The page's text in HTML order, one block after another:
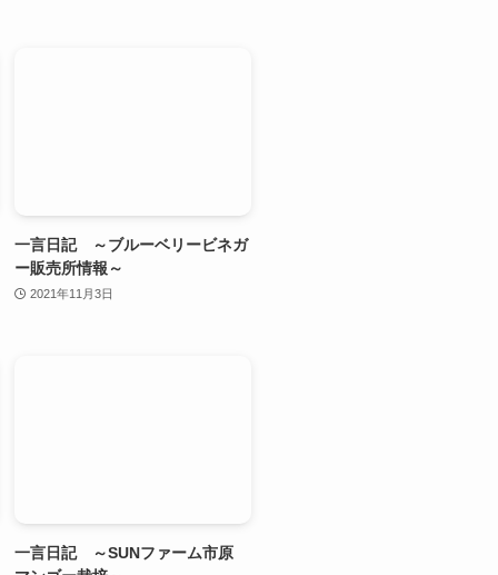
一言日記 ～ブルーベリービネガ
ー販売所情報～
2021年11月3日
一言日記 ～SUNファーム市原